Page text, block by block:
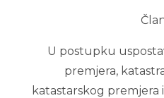
U postupku
premjera,
katastarskog